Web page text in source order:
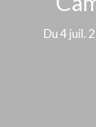
Du 4 juil.